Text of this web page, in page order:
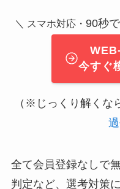
＼ スマホ対応・ 90秒
今すぐ
（※じっくり解くな
全て会員登録なしで
判定など、選考対策